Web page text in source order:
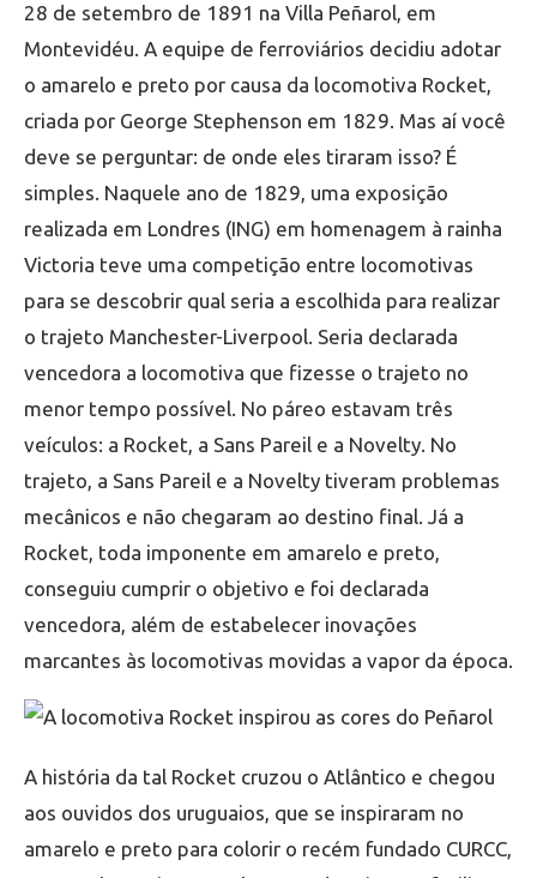
28 de setembro de 1891 na Villa Peñarol, em
Montevidéu. A equipe de ferroviários decidiu adotar
o amarelo e preto por causa da locomotiva Rocket,
criada por George Stephenson em 1829. Mas aí você
deve se perguntar: de onde eles tiraram isso? É
simples. Naquele ano de 1829, uma exposição
realizada em Londres (ING) em homenagem à rainha
Victoria teve uma competição entre locomotivas
para se descobrir qual seria a escolhida para realizar
o trajeto Manchester-Liverpool. Seria declarada
vencedora a locomotiva que fizesse o trajeto no
menor tempo possível. No páreo estavam três
veículos: a Rocket, a Sans Pareil e a Novelty. No
trajeto, a Sans Pareil e a Novelty tiveram problemas
mecânicos e não chegaram ao destino final. Já a
Rocket, toda imponente em amarelo e preto,
conseguiu cumprir o objetivo e foi declarada
vencedora, além de estabelecer inovações
marcantes às locomotivas movidas a vapor da época.
A história da tal Rocket cruzou o Atlântico e chegou
aos ouvidos dos uruguaios, que se inspiraram no
amarelo e preto para colorir o recém fundado CURCC,